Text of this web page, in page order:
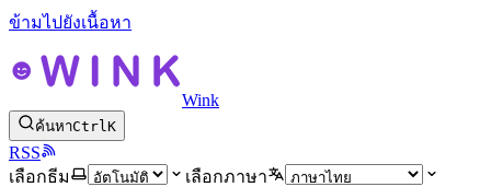
ข้ามไปยังเนื้อหา
Wink
ค้นหาCtrlK
RSS
เลือกธีม
เลือกภาษา